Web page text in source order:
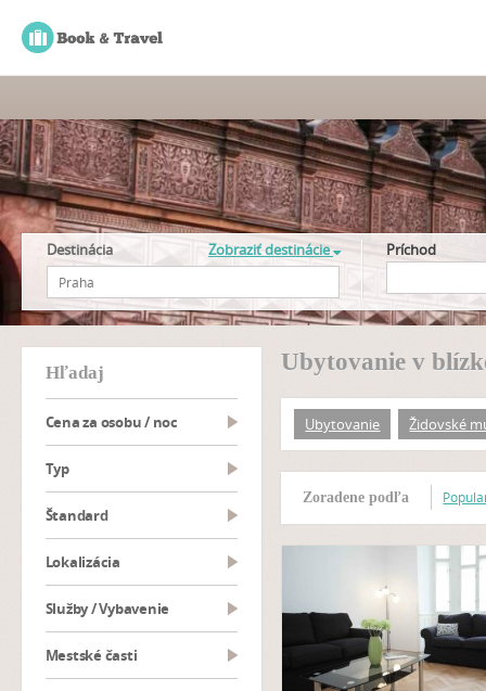
Destinácia Zobraziť destinácie Príchod
hľadaj
Cena za osobu / noc
typ
Štandard
Lokalizácia
Služby / Vybavenie
Mestské časti
Ubytovanie v
Ubytovanie Židovské
Zoradene podľa